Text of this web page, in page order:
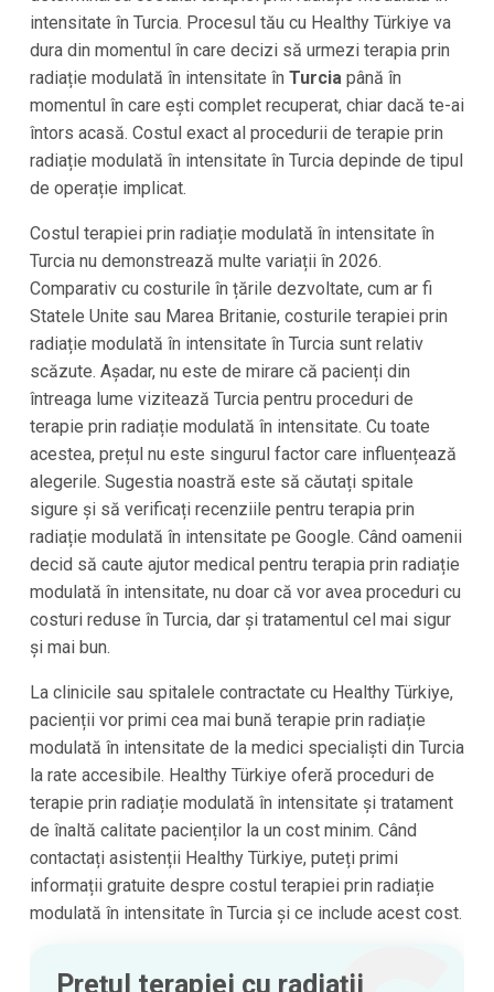
intensitate în Turcia. Procesul tău cu Healthy Türkiye va
dura din momentul în care decizi să urmezi terapia prin
radiație modulată în intensitate în Turcia până în
momentul în care ești complet recuperat, chiar dacă te-ai
întors acasă. Costul exact al procedurii de terapie prin
radiație modulată în intensitate în Turcia depinde de tipul
de operație implicat.
Costul terapiei prin radiație modulată în intensitate în
Turcianu demonstrează multe variații în 2026.
Comparativ cu costurile în țările dezvoltate, cum ar fi
Statele Unite sau Marea Britanie, costurile terapiei prin
radiație modulată în intensitate în Turciasunt relativ
scăzute. Așadar, nu este de mirare că pacienți din
întreaga lume vizitează Turciapentru proceduri de
terapie prin radiație modulată în intensitate. Cu toate
acestea, prețul nu este singurul factor care influențează
alegerile. Sugestia noastră este să căutați spitale
sigure și să verificați recenziile pentru terapia prin
radiație modulată în intensitate pe Google. Când oamenii
decid să caute ajutor medical pentru terapia prin radiație
modulată în intensitate, nu doar că vor avea proceduri cu
costuri reduse în Turcia, dar și tratamentul cel mai sigur
și mai bun.
La clinicile sau spitalele contractate cu Healthy Türkiye,
pacienții vor primi cea mai bună terapie prin radiație
modulată în intensitate de la medici specialiști din Turcia
la rate accesibile. Healthy Türkiye oferă proceduri de
terapie prin radiație modulată în intensitate și tratament
de înaltă calitate pacienților la un cost minim. Când
contactați asistenții Healthy Türkiye, puteți primi
informații gratuite despre costul terapiei prin radiație
modulată în intensitate în Turciași ce include acest cost.
Prețul terapiei cu radiații